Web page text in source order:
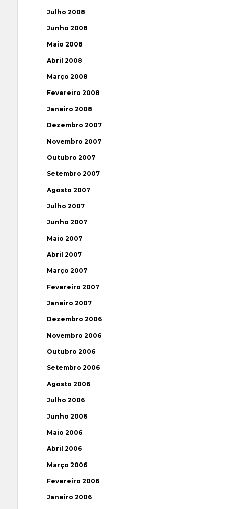
Julho 2008
Junho 2008
Maio 2008
Abril 2008
Março 2008
Fevereiro 2008
Janeiro 2008
Dezembro 2007
Novembro 2007
Outubro 2007
Setembro 2007
Agosto 2007
Julho 2007
Junho 2007
Maio 2007
Abril 2007
Março 2007
Fevereiro 2007
Janeiro 2007
Dezembro 2006
Novembro 2006
Outubro 2006
Setembro 2006
Agosto 2006
Julho 2006
Junho 2006
Maio 2006
Abril 2006
Março 2006
Fevereiro 2006
Janeiro 2006